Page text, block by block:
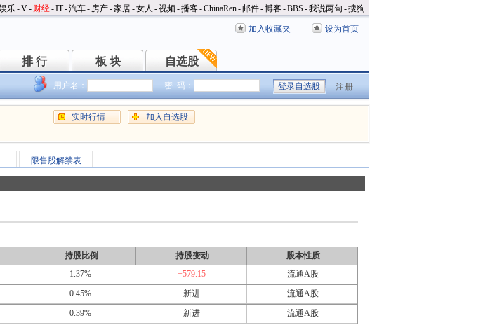
乐-V- 财经-IT-汽车- 房产-家居-女人 -视频-播客-ChinaRen-邮件-博客-BBS -我说两句 -搜狗
加入收藏夹 设为首页
排 行
排 行 板 块
板 块 自选股
自选股
用户名： 密 码： 注册
实时行情 加入自选股
限售股解禁表
持股比例 持股变动
股本性质
1.37% +579.15 流通A股
0.45% 新进 流通A股
0.39% 新进 流通A股